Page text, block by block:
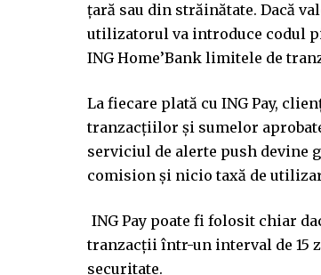
țară sau din străinătate. Dacă
utilizatorul va introduce codul
ING Home’Bank limitele de
La fiecare plată cu ING Pay,
tranzacțiilor și sumelor
serviciul de alerte push devine
comision și nicio taxă de
ING Pay poate fi folosit chiar
tranzacții într-un interval de 15
securitate.